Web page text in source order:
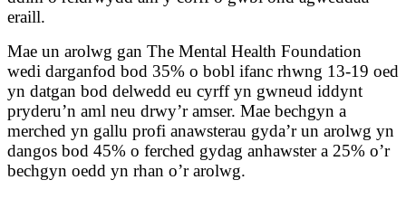
eraill.
Mae un arolwg gan The Mental Health Foundation
wedi darganfod bod 35% o bobl ifanc rhwng 13-19 oed
yn datgan bod delwedd eu cyrff yn gwneud iddynt
pryderu’n aml neu drwy’r amser. Mae bechgyn a
merched yn gallu profi anawsterau gyda’r un arolwg yn
dangos bod 45% o ferched gydag anhawster a 25% o’r
bechgyn oedd yn rhan o’r arolwg.